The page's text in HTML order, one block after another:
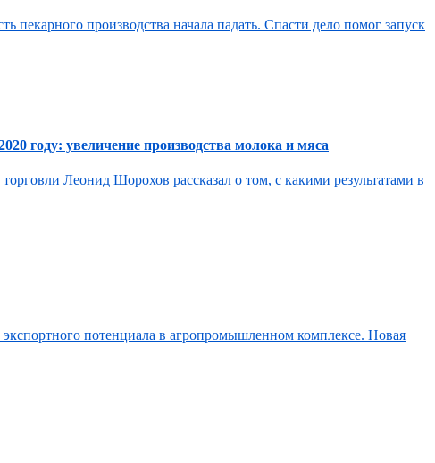
пекарного производства начала падать. Спасти дело помог запуск
году: увеличение производства молока и мяса
Леонид Шорохов рассказал о том, с какими результатами в
потенциала в агропромышленном комплексе. Новая